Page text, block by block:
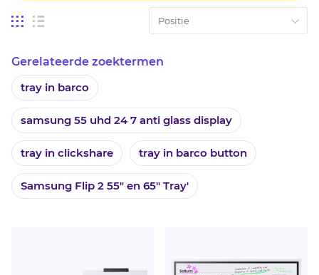
Tonen
Foto-
tabel
Lijst
Gerelateerde zoektermen
tray in barco
samsung 55 uhd 24 7 anti glass display
tray in clickshare tray in barco button
Samsung Flip 2 55" en 65" Tray'